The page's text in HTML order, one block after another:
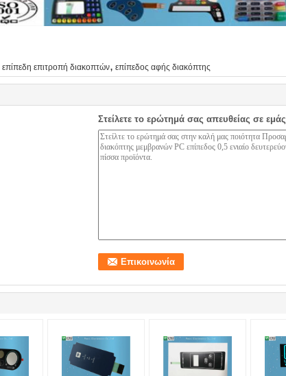
επίπεδη επιτροπή διακοπτών, επίπεδος αφής διακόπτης
Στείλετε το ερώτημά σας απευθείας σε εμάς